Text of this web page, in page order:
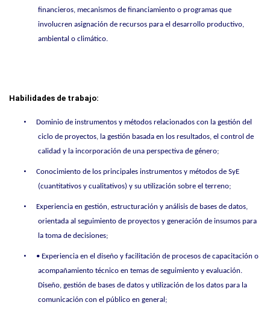
financieros, mecanismos de financiamiento o programas que
involucren asignación de recursos para el desarrollo productivo,
ambiental o climático.
Habilidades de trabajo:
•
Dominio de instrumentos y métodos relacionados con la gestión del
ciclo de proyectos, la gestión basada en los resultados, el control de
calidad y la incorporación de una perspectiva de género;
•
Conocimiento de los principales instrumentos y métodos de SyE
(cuantitativos y cualitativos) y su utilización sobre el terreno;
•
Experiencia en gestión, estructuración y análisis de bases de datos,
orientada al seguimiento de proyectos y generación de insumos para
la toma de decisiones;
•
• Experiencia en el diseño y facilitación de procesos de capacitación o
acompañamiento técnico en temas de seguimiento y evaluación.
Diseño, gestión de bases de datos y utilización de los datos para la
comunicación con el público en general;